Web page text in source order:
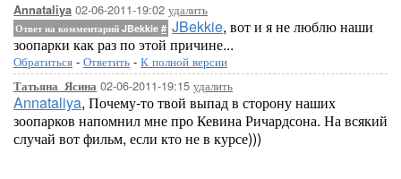
Annataliya 02-06-2011-19:02 удалить
Ответ на комментарий JBekkie # JBekkie, вот и я не люблю наши
зоопарки как раз по этой причине...
Обратиться - Ответить - К полной версии
Татьяна_Ясина 02-06-2011-19:15 удалить
Annataliya, Почему-то твой выпад в сторону наших
зоопарков напомнил мне про Кевина Ричардсона. На всякий
случай вот фильм, если кто не в курсе)))